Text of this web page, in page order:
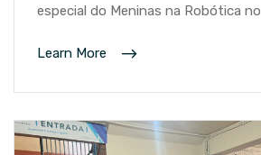
especial do Meninas na Robótica no
Learn More